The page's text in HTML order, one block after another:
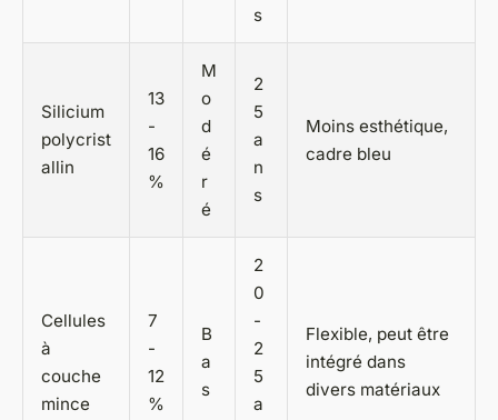
s
Silicium
polycrist
allin
13
-
16
%
M
o
d
é
r
é
2
5
a
n
s
Moins esthétique,
cadre bleu
Cellules
à
couche
mince
7
-
12
%
B
a
s
2
0
-
2
5
a
Flexible, peut être
intégré dans
divers matériaux